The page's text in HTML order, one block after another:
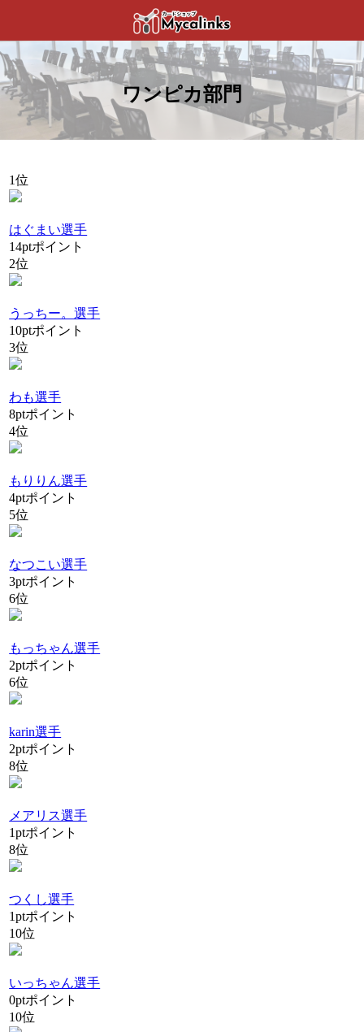
ワンピカ部門
1位
はぐまい選手
14ptポイント
2位
うっちー。選手
10ptポイント
3位
わも選手
8ptポイント
4位
もりりん選手
4ptポイント
5位
なつこい選手
3ptポイント
6位
もっちゃん選手
2ptポイント
6位
karin選手
2ptポイント
8位
メアリス選手
1ptポイント
8位
つくし選手
1ptポイント
10位
いっちゃん選手
0ptポイント
10位